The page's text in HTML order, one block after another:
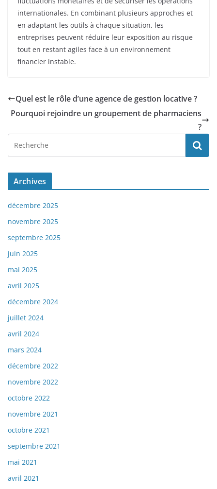
internationales. En combinant plusieurs approches et
en adaptant les outils à chaque situation, les
entreprises peuvent réduire leur exposition au risque
tout en restant agiles face à un environnement
financier instable.
Quel est le rôle d’une agence de gestion locative ?
Pourquoi rejoindre un groupement de pharmaciens
?
Archives
décembre 2025
novembre 2025
septembre 2025
juin 2025
mai 2025
avril 2025
décembre 2024
juillet 2024
avril 2024
mars 2024
décembre 2022
novembre 2022
octobre 2022
novembre 2021
octobre 2021
septembre 2021
mai 2021
avril 2021